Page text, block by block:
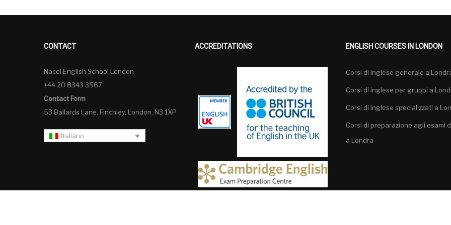
CONTACT
Nacel English School London
+44 20 8343 3567
Contact Form
53 Ballards Lane, Finchley, London, N3 1XP
Italiano
ACCREDITATIONS ENGLISH COURSES IN LONDON
Corsi di inglese generale a
Corsi di inglese per gruppi a
Corsi di inglese specializzati a
Corsi di preparazione agli esami
a Londra